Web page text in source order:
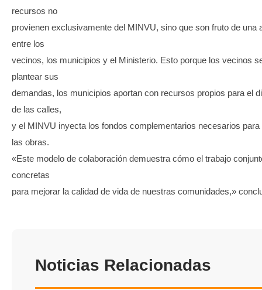
recursos no
provienen exclusivamente del MINVU, sino que son fruto de una
entre los
vecinos, los municipios y el Ministerio. Esto porque los vecinos
plantear sus
demandas, los municipios aportan con recursos propios para el
de las calles,
y el MINVU inyecta los fondos complementarios necesarios
las obras.
«Este modelo de colaboración demuestra cómo el trabajo
concretas
para mejorar la calidad de vida de nuestras comunidades,»
Noticias Relacionadas